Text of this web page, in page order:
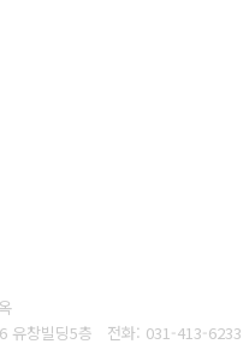
유창빌딩5층 전화: 031-413-6233